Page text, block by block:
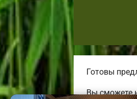
Готовы
Вы сможете